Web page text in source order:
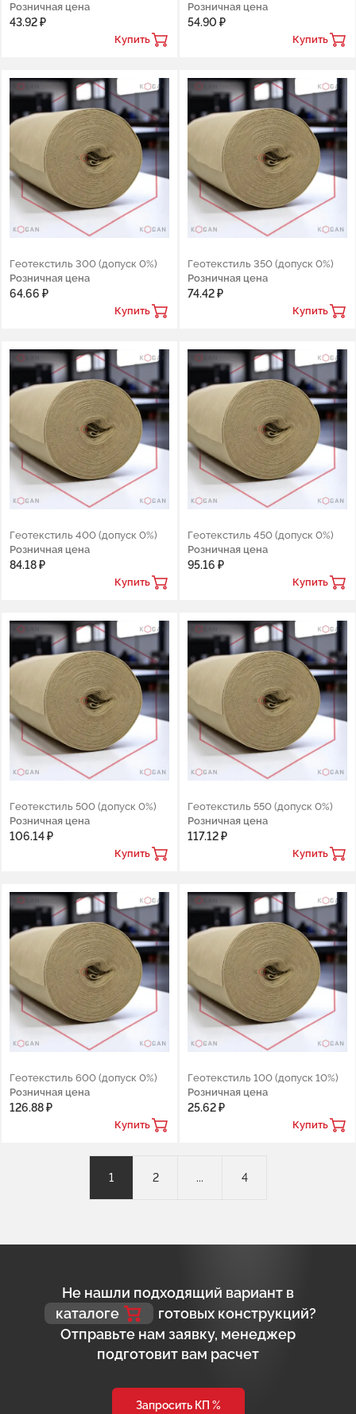
Розничная цена
43.92 ₽
Купить
Розничная цена
54.90 ₽
Купить
Геотекстиль 300 (допуск 0%)
Розничная цена
64.66 ₽
Купить
Геотекстиль 350 (допуск 0%)
Розничная цена
74.42 ₽
Купить
Геотекстиль 400 (допуск 0%)
Розничная цена
84.18 ₽
Купить
Геотекстиль 450 (допуск 0%)
Розничная цена
95.16 ₽
Купить
Геотекстиль 500 (допуск 0%)
Розничная цена
106.14 ₽
Купить
Геотекстиль 550 (допуск 0%)
Розничная цена
117.12 ₽
Купить
Геотекстиль 600 (допуск 0%)
Розничная цена
126.88 ₽
Купить
Геотекстиль 100 (допуск 10%)
Розничная цена
25.62 ₽
Купить
1 2 ... 4
Не нашли подходящий вариант в
каталоге
готовых конструкций?
Отправьте нам заявку, менеджер
подготовит вам расчет
Запросить КП %